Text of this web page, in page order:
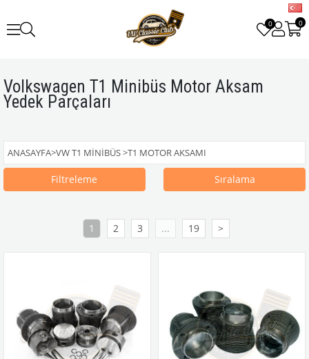
0 0
Volkswagen T1 Minibüs Motor Aksam
Yedek Parçaları
ANASAYFA>VW T1 MINIBÜS>T1 MOTOR AKSAMI
Filtreleme Sıralama
1 2 3 ... 19 >